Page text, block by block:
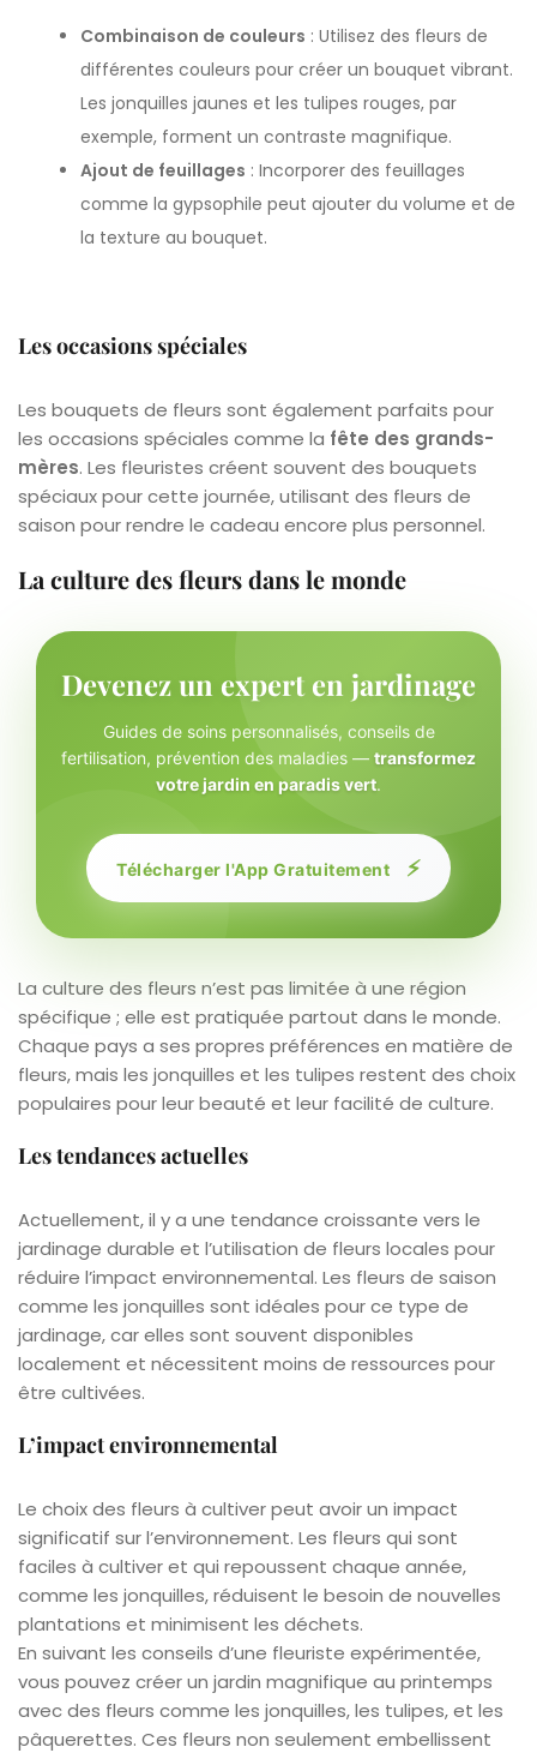
Combinaison de couleurs : Utilisez des fleurs de
différentes couleurs pour créer un bouquet vibrant.
Les jonquilles jaunes et les tulipes rouges, par
exemple, forment un contraste magnifique.
Ajout de feuillages : Incorporer des feuillages
comme la gypsophile peut ajouter du volume et de
la texture au bouquet.
Les occasions spéciales
Les bouquets de fleurs sont également parfaits pour
les occasions spéciales comme la fête des grands-
mères. Les fleuristes créent souvent des bouquets
spéciaux pour cette journée, utilisant des fleurs de
saison pour rendre le cadeau encore plus personnel.
La culture des fleurs dans le monde
Devenez un expert en jardinage
Guides de soins personnalisés, conseils de
fertilisation, prévention des maladies — transformez
votre jardin en paradis vert.
Télécharger l'App Gratuitement ⚡
La culture des fleurs n’est pas limitée à une région
spécifique ; elle est pratiquée partout dans le monde.
Chaque pays a ses propres préférences en matière de
fleurs, mais les jonquilles et les tulipes restent des choix
populaires pour leur beauté et leur facilité de culture.
Les tendances actuelles
Actuellement, il y a une tendance croissante vers le
jardinage durable et l’utilisation de fleurs locales pour
réduire l’impact environnemental. Les fleurs de saison
comme les jonquilles sont idéales pour ce type de
jardinage, car elles sont souvent disponibles
localement et nécessitent moins de ressources pour
être cultivées.
L’impact environnemental
Le choix des fleurs à cultiver peut avoir un impact
significatif sur l’environnement. Les fleurs qui sont
faciles à cultiver et qui repoussent chaque année,
comme les jonquilles, réduisent le besoin de nouvelles
plantations et minimisent les déchets.
En suivant les conseils d’une fleuriste expérimentée,
vous pouvez créer un jardin magnifique au printemps
avec des fleurs comme les jonquilles, les tulipes, et les
pâquerettes. Ces fleurs non seulement embellissent